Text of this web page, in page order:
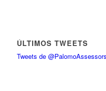
ÚLTIMOS TWEETS
Tweets de @PalomoAssessors